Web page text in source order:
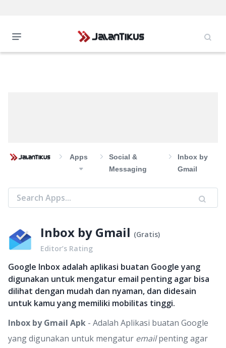
Apps
Social &
Messaging
Inbox by
Gmail
Inbox by Gmail (Gratis)
Editor’s Rating
Google Inbox adalah aplikasi buatan Google yang
digunakan untuk mengatur email penting agar bisa
dilihat dengan mudah dan nyaman, dan didesain
untuk kamu yang memiliki mobilitas tinggi.
Inbox by Gmail Apk - Adalah Aplikasi buatan Google
yang digunakan untuk mengatur emailpenting agar